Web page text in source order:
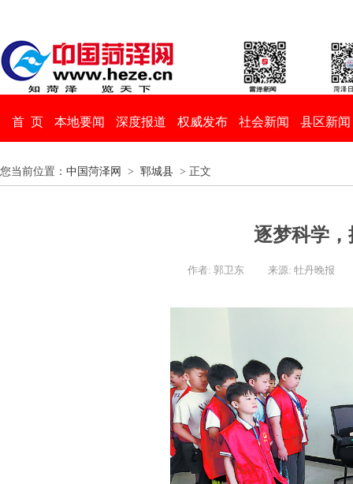
首 页 本地要闻 深度报道 权威发布 社会新闻 县区新闻
您当前位置： 中国菏泽网 > 郓城县 > 正文
逐梦科学
作者: 郭卫东 来源: 牡丹晚报